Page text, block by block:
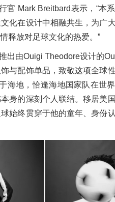
官 Mark Breitbard表示，“本
化在设计中相融共生，为广
释放对足球文化的热爱。”
出由Ouigi Theodore设计的
与配饰单品，致敬这项全球
海地，恰逢海地国家队在世
身的深刻个人联结。移居美
始终贯穿于他的童年、身份